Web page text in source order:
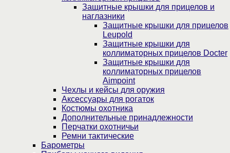
Защитные крышки для прицелов и
наглазники
Защитные крышки для прицелов
Leupold
Защитные крышки для
коллиматорных прицелов Docter
Защитные крышки для
коллиматорных прицелов
Aimpoint
Чехлы и кейсы для оружия
Аксессуары для рогаток
Костюмы охотника
Дополнительные принадлежности
Перчатки охотничьи
Ремни тактические
Барометры